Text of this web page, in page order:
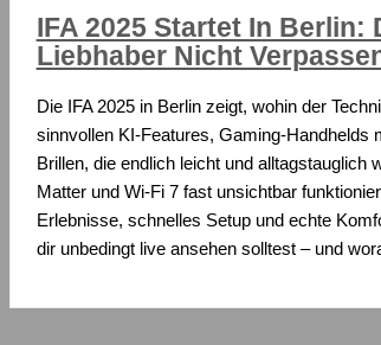
IFA 2025 Startet In Berlin:
Liebhaber Nicht
Die IFA 2025 in Berlin zeigt, wohin der
sinnvollen KI-Features, Gaming-
Brillen, die endlich leicht und
Matter und Wi-Fi 7 fast unsichtbar
Erlebnisse, schnelles Setup und echte
dir unbedingt live ansehen solltest – und